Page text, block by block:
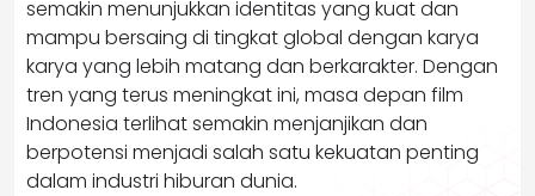
semakin menunjukkan identitas yang kuat dan
mampu bersaing di tingkat global dengan karya
karya yang lebih matang dan berkarakter. Dengan
tren yang terus meningkat ini, masa depan film
Indonesia terlihat semakin menjanjikan dan
berpotensi menjadi salah satu kekuatan penting
dalam industri hiburan dunia.